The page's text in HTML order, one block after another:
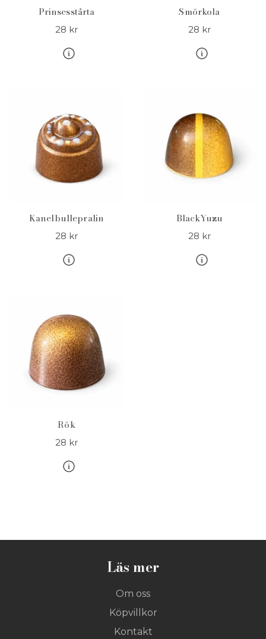
Prinsesstårta
28 kr
Smörkola
28 kr
Kanelbullepralin
28 kr
BlackYuzu
28 kr
Rök
28 kr
Läs mer
Om oss
Köpvillkor
Kontakt